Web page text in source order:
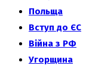
Польща
Вступ до ЄС
Війна з РФ
Угорщина